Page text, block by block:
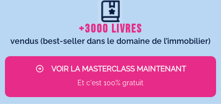
+3000 livres
vendus (best-seller dans le domaine de l’immobilier)
VOIR LA MASTERCLASS MAINTENANT
Et c'est 100% gratuit